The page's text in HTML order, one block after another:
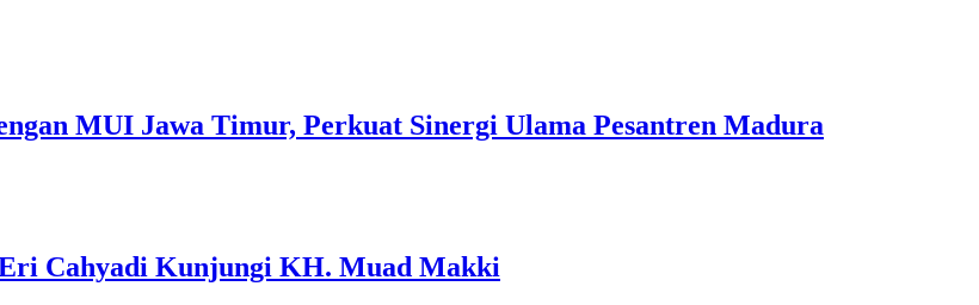
MUI Jawa Timur, Perkuat Sinergi Ulama Pesantren Madura
Cahyadi Kunjungi KH. Muad Makki